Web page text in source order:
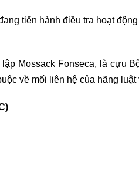
tiến hành điều tra hoạt
lập Mossack Fonseca, là cựu
về mối liên hệ của hãng